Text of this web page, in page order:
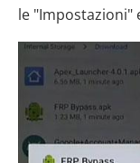
le "Impostazioni"